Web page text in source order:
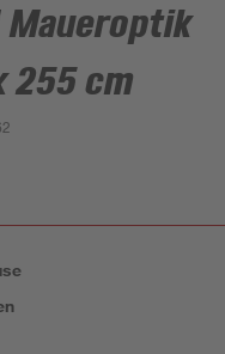
Maueroptik
255 cm